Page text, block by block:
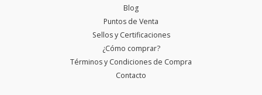
Blog
Puntos de Venta
Sellos y Certificaciones
¿Cómo comprar?
Términos y Condiciones de Compra
Contacto